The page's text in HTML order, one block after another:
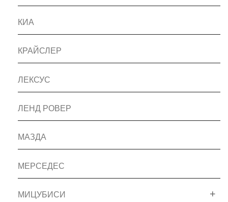
КИА
КРАЙСЛЕР
ЛЕКСУС
ЛЕНД РОВЕР
МАЗДА
МЕРСЕДЕС
МИЦУБИСИ